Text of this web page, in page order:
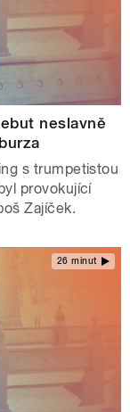
neslavně
s trumpetistou
provokující
Zajíček.
26 minut